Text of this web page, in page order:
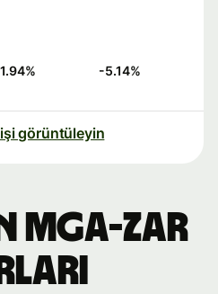
% -5.14%
görüntüleyin
MGA-ZAR